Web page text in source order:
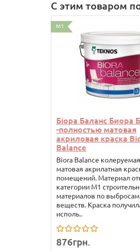
С этим товаром
M1
Біора Баланс Биора
-полностью матовая
акриловая краска
Balance
Biora Balance
матовая акрилатная
помещений. Материал
категории М1
материалов по
веществ. Краска
исполь..
876грн.